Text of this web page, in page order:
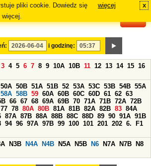
pliki cookie. Dowiedz się
więcej.
więcej x
i godzinę:
3 4 5 6 7 8 9 10A 10B 11 12 13 14 15 16
50A 50B 51A 51B 52 53A 53C 53B 54B 55A
58A 58B 59 60A 60B 60C 60D 61 62 63
66 67 68 69A 69B 70 71A 71B 72A 72B
77 78 80A 80B 81A 81B 82A 82B 83 84A
87A 87B 88A 88B 88C 88D 89 90 91A 91B
94 96 97A 97B 99 100 101 201 202 6.
F1
N3B N4A N4B N5A N5B N6 N7A N7B
N8